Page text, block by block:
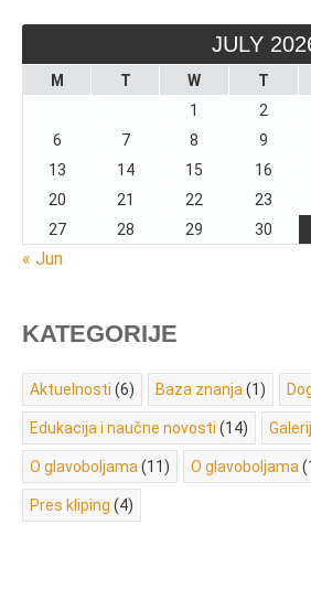
JULY
M T W T
1
2
6
7 8 9
13
14 15 16
20
21 22 23
27
28 29 30
« Jun
KATEGORIJE
Aktuelnosti (6) Baza znanja (1)
Edukacija i naučne novosti (14)
O glavoboljama (11) O glavoboljama
Pres kliping (4)